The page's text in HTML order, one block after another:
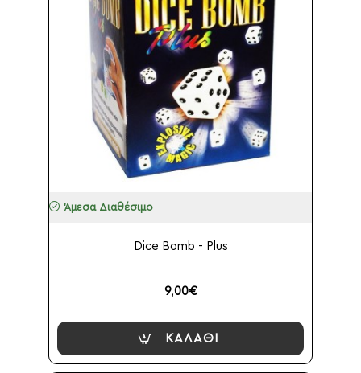
Άμεσα Διαθέσιμο
Dice Bomb - Plus
9,00€
ΚΑΛΆΘΙ